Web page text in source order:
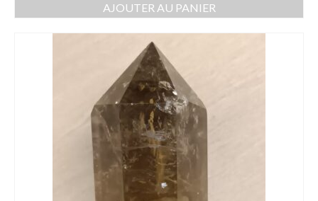
AJOUTER AU PANIER